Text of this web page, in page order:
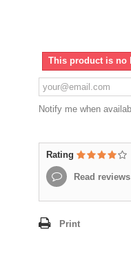
This product is no
Notify me when
Rating
Read
Print